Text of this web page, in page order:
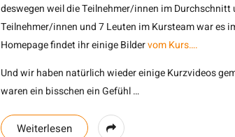
deswegen weil die Teilnehmer/innen im
Teilnehmer/innen und 7 Leuten im Kursteam war es
Homepage findet ihr einige Bildervom Kurs….
Und wir haben natürlich wieder einige Kurzvideos
waren ein bisschen ein Gefühl…
Weiterlesen